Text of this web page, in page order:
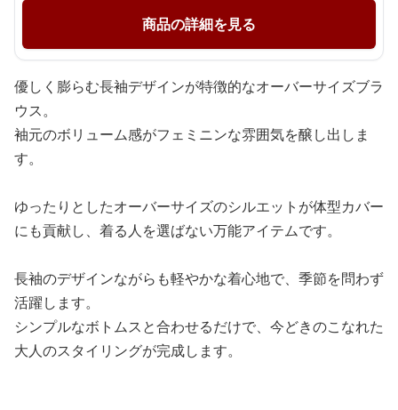
商品の詳細を見る
優しく膨らむ長袖デザインが特徴的なオーバーサイズブラ
ウス。
袖元のボリューム感がフェミニンな雰囲気を醸し出しま
す。
ゆったりとしたオーバーサイズのシルエットが体型カバー
にも貢献し、着る人を選ばない万能アイテムです。
長袖のデザインながらも軽やかな着心地で、季節を問わず
活躍します。
シンプルなボトムスと合わせるだけで、今どきのこなれた
大人のスタイリングが完成します。